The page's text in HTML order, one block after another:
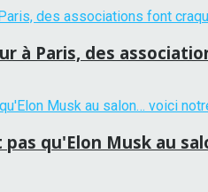
à Paris, des
pas qu'Elon Musk au